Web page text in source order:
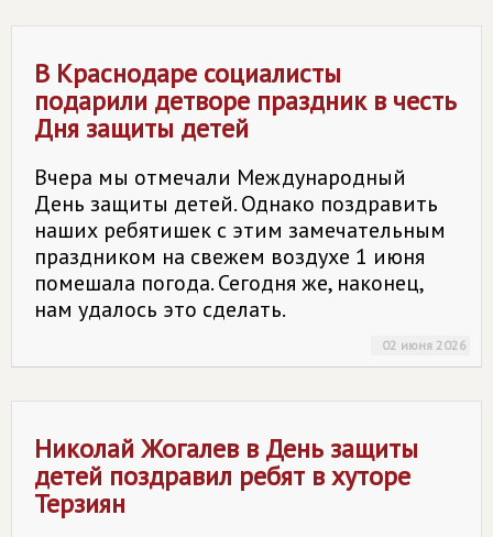
В Краснодаре социалисты
подарили детворе праздник в честь
Дня защиты детей
Вчера мы отмечали Международный
День защиты детей. Однако поздравить
наших ребятишек с этим замечательным
праздником на свежем воздухе 1 июня
помешала погода. Сегодня же, наконец,
нам удалось это сделать.
02 июня 2026
Николай Жогалев в День защиты
детей поздравил ребят в хуторе
Терзиян